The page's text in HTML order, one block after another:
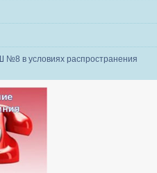
в условиях распространения